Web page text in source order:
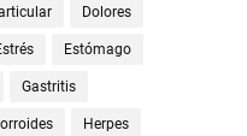
Dolores
Estómago
Gastritis
Herpes